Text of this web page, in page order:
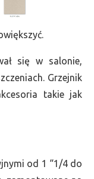
się w salonie,
Grzejnik
takie jak
od 1 “1/4 do